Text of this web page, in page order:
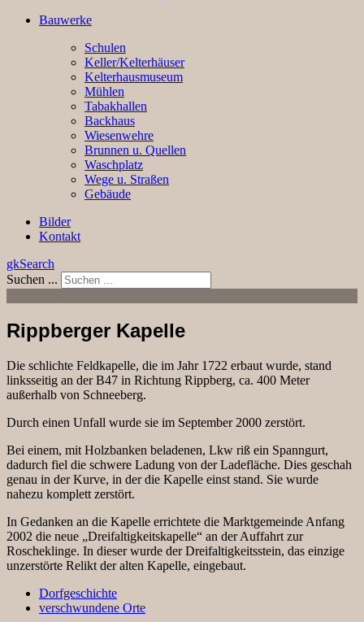
Bauwerke
Schulen
Keller/Kelterhäuser
Kelterhausmuseum
Mühlen
Tabakhallen
Backhaus
Wiesenwehre
Brunnen u. Quellen
Waschplatz
Wege u. Straßen
Gebäude
Bilder
Kontakt
gkSearch
Suchen ...
Rippberger Kapelle
Die schlichte Feldkapelle, die im Jahr 1722 erbaut wurde, stand
linksseitig an der B47 in Richtung Rippberg, ca. 400 Meter
außerhalb von Schneeberg.
Durch einen Unfall wurde sie im September 2000 zerstört.
Bei einem, mit Holzbanken beladenen, Lkw riß ein Spanngurt,
dadurch fiel die schwere Ladung von der Ladefläche. Dies geschah
genau in der Kurve, in der die Kapelle einst stand. Sie wurde
nahezu komplett zerstört.
In Gedanken an die Kapelle errichtete die Marktgemeinde Anfang
2002 die neue „Dreifaltigkeitskapelle“ an der Auffahrt zur
Roscheklinge. In dieser wurde der Dreifaltigkeitsstein, das einzige
unzerstörte Relikt der alten Kapelle, eingebaut.
Dorfgeschichte
verschwundene Orte